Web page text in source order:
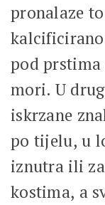
pronalaze
pod prstima
mori. U
iskrzane
po tijelu, u
iznutra ili
kostima, a